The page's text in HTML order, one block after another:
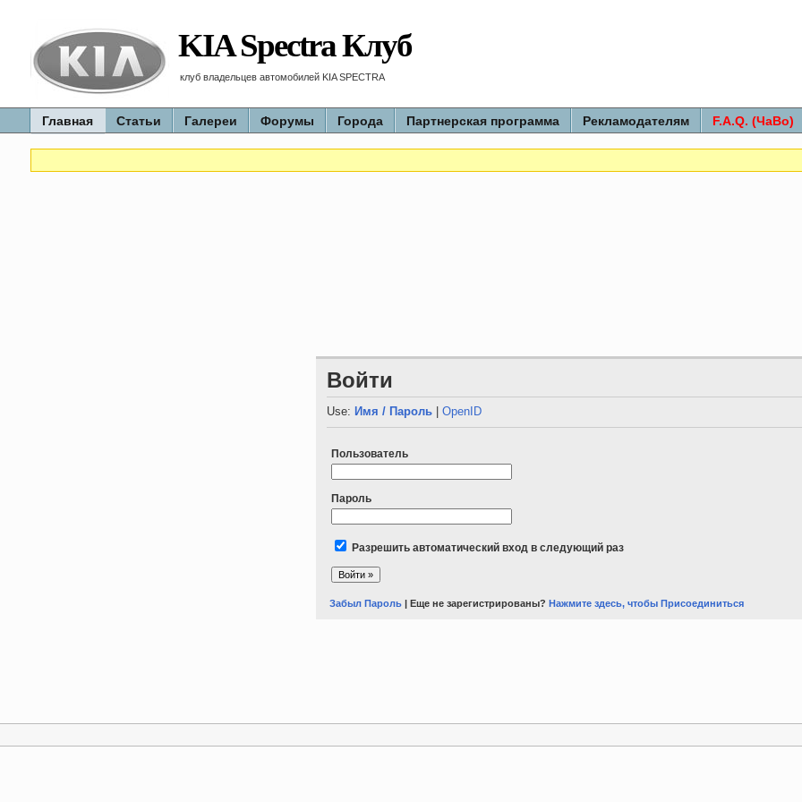
KIA Spectra Клуб
клуб владельцев автомобилей KIA SPECTRA
Главная Статьи Галереи Форумы Города Партнерская программа Рекламодателям F.A.Q. (ЧаВо)
Войти
Use: Имя / Пароль| OpenID
Пользователь
Пароль
Разрешить автоматический вход в следующий раз
Забыл Пароль| Еще не зарегистрированы? Нажмите здесь, чтобы Присоединиться